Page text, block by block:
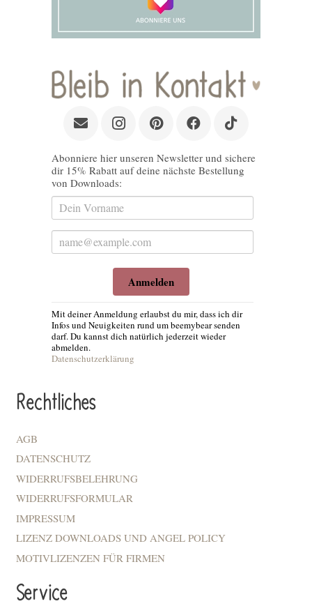
Abonniere hier unseren Newsletter und sichere
dir 15% Rabatt auf deine nächste Bestellung
von Downloads:
Anmelden
Mit deiner Anmeldung erlaubst du mir, dass ich dir
Infos und Neuigkeiten rund um beemybear senden
darf. Du kannst dich natürlich jederzeit wieder
abmelden.
Datenschutzerklärung
Rechtliches
AGB
DATENSCHUTZ
WIDERRUFSBELEHRUNG
WIDERRUFSFORMULAR
IMPRESSUM
LIZENZ DOWNLOADS UND ANGEL POLICY
MOTIVLIZENZEN FÜR FIRMEN
Service